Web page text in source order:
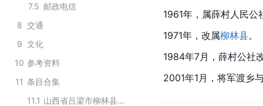
7.5 邮政电信
8 交通
9 文化
10 参考资料
11 条目合集
11.1
山西省吕梁市柳林县下辖镇
1961年，属薛村人民公
1971年，改属柳林县。
1984年7月，薛村公社
2001年1月，将军渡乡